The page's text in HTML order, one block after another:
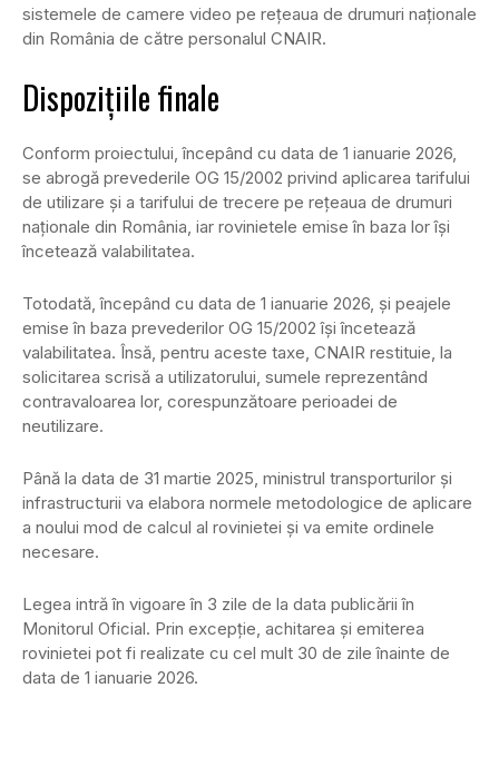
sistemele de camere video pe reţeaua de drumuri naţionale
din România de către personalul CNAIR.
Dispozițiile finale
Conform proiectului, începând cu data de 1 ianuarie 2026,
se abrogă prevederile OG 15/2002 privind aplicarea tarifului
de utilizare şi a tarifului de trecere pe reţeaua de drumuri
naţionale din România, iar rovinietele emise în baza lor își
încetează valabilitatea.
Totodată, începând cu data de 1 ianuarie 2026, și peajele
emise în baza prevederilor OG 15/2002 își încetează
valabilitatea. Însă, pentru aceste taxe, CNAIR restituie, la
solicitarea scrisă a utilizatorului, sumele reprezentând
contravaloarea lor, corespunzătoare perioadei de
neutilizare.
Până la data de 31 martie 2025, ministrul transporturilor și
infrastructurii va elabora normele metodologice de aplicare
a noului mod de calcul al rovinietei și va emite ordinele
necesare.
Legea intră în vigoare în 3 zile de la data publicării în
Monitorul Oficial. Prin excepție, achitarea și emiterea
rovinietei pot fi realizate cu cel mult 30 de zile înainte de
data de 1 ianuarie 2026.